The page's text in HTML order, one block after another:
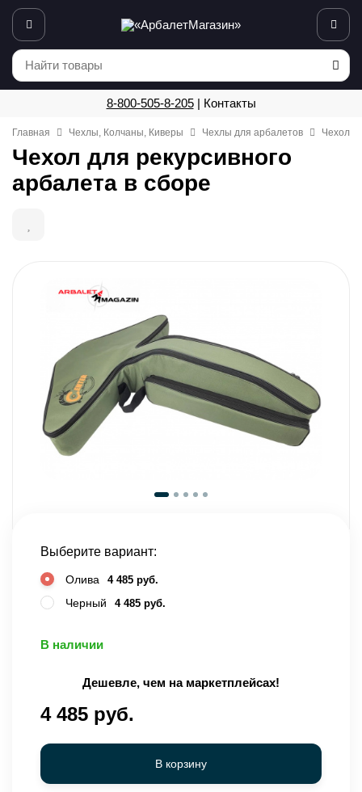
8-800-505-8-205| Контакты
Главная Чехлы, Колчаны, Киверы Чехлы для арбалетов Чехол
Чехол для рекурсивного
арбалета в сборе
Выберите вариант:
Олива 4 485 руб.
Черный 4 485 руб.
В наличии
Дешевле, чем на маркетплейсах!
4 485 руб.
В корзину